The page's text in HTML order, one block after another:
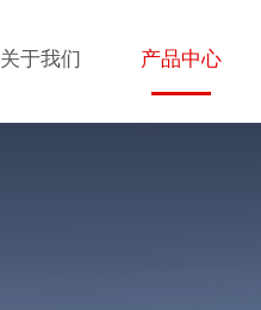
关于我们 产品中心